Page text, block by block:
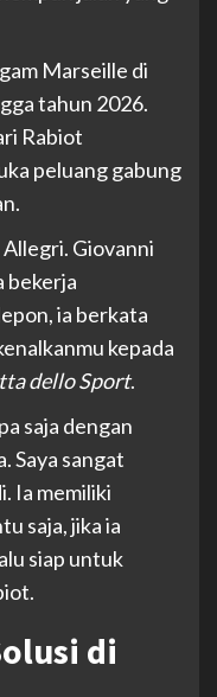
Marseille di
tahun 2026.
Rabiot
peluang gabung
Giovanni
bekerja
ia berkata
kepada
dello Sport.
saja dengan
Saya sangat
Ia memiliki
saja, jika ia
siap untuk
di